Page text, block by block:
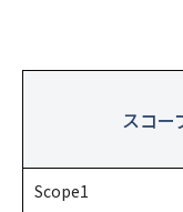
スコー
Scope1